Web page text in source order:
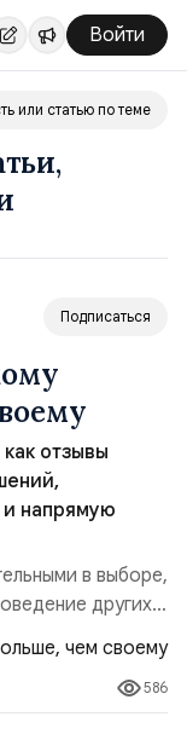
Войти
или статью по теме
Подписаться
отзывы
напрямую
в выборе,
других.
легче нам
вы
Два заведения
очередь на
586